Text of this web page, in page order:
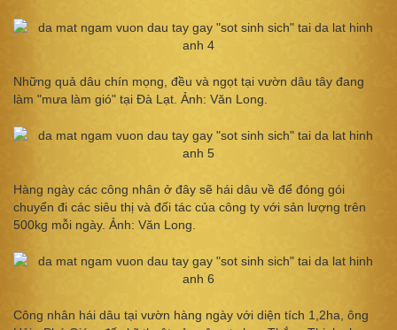
Những quả dâu chín mọng, đều và ngọt tại vườn dâu tây đang
làm "mưa làm gió" tại Đà Lạt. Ảnh: Văn Long.
Hàng ngày các công nhân ở đây sẽ hái dâu về để đóng gói
chuyển đi các siêu thị và đối tác của công ty với sản lượng trên
500kg mỗi ngày. Ảnh: Văn Long.
Công nhân hái dâu tại vườn hàng ngày với diện tích 1,2ha, ông